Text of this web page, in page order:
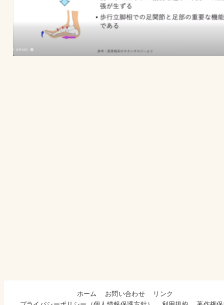
ホーム お問い合わせ
リンク